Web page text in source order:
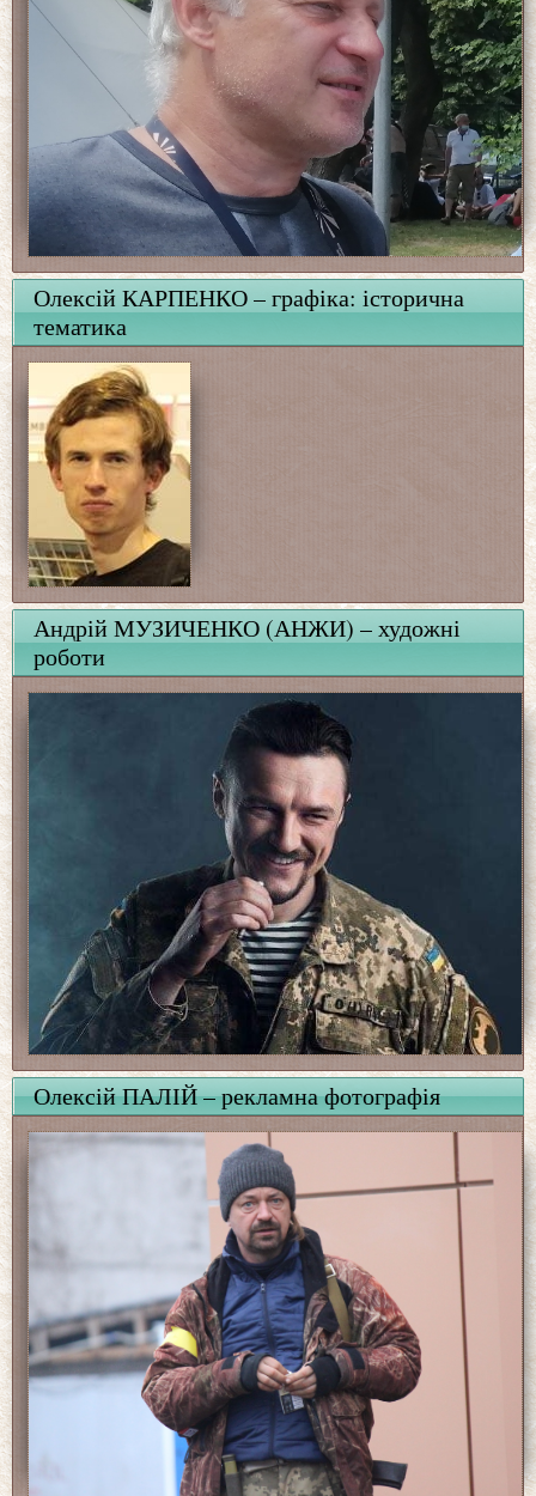
Олексій КАРПЕНКО – графіка: історична
тематика
Андрій МУЗИЧЕНКО (АНЖИ) – художні
роботи
Олексій ПАЛІЙ – рекламна фотографія